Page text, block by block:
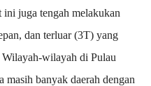
juga tengah melakukan
dan terluar (3T) yang
wilayah di Pulau
masih banyak daerah dengan